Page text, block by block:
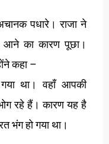
पधारे। राजा ने
आने का कारण पूछा।
कहा–
गया था। वहाँ आपकी
रहे हैं। कारण यह है
भंग हो गया था।